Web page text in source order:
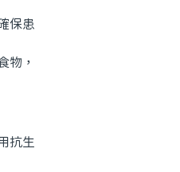
保患
物，
抗生